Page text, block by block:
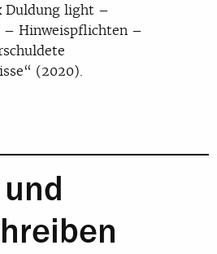
Duldung light –
Hinweispflichten –
(2020).